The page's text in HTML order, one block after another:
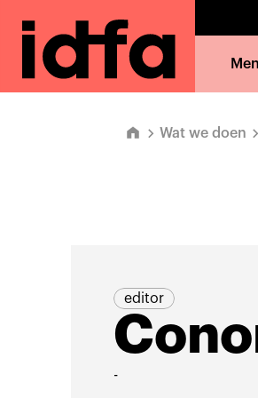
Wat we doen
editor
-